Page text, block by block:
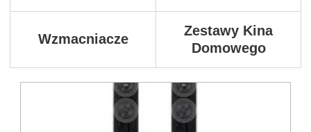
Wzmacniacze
Zestawy Kina
Domowego